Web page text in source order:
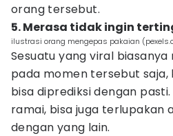
orang tersebut.
5. Merasa tidak ingin
ilustrasi orang mengepas pakaian
Sesuatu yang viral
pada momen tersebut
bisa diprediksi dengan
ramai, bisa juga terlupakan
dengan yang lain.